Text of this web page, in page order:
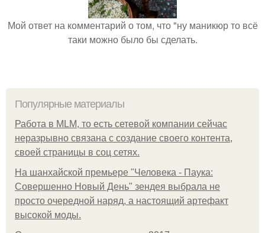
Мой ответ на комментарий о том, что "ну маникюр то всё
таки можно было бы сделать.
Популярные материалы
Работа в MLM, то есть сетевой компании сейчас
неразрывно связана с создание своего контента,
своей страницы в соц сетях.
На шанхайской премьере "Человека - Паука:
Совершенно Новый День" зендея выбрала не
просто очередной наряд, а настоящий артефакт
высокой моды.